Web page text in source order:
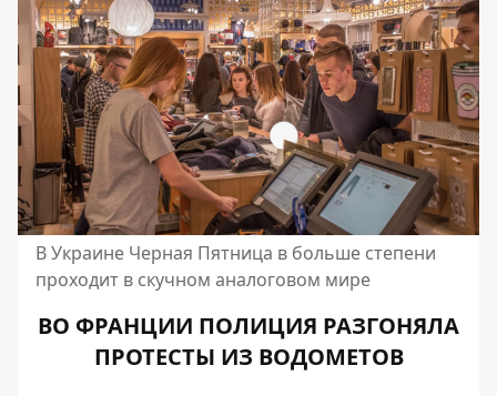
В Украине Черная Пятница в больше степени
проходит в скучном аналоговом мире
ВО ФРАНЦИИ ПОЛИЦИЯ РАЗГОНЯЛА
ПРОТЕСТЫ ИЗ ВОДОМЕТОВ